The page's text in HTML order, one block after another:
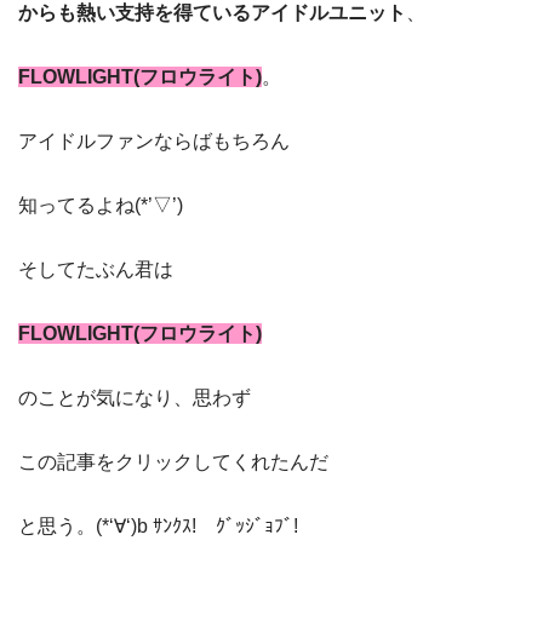
からも熱い支持を得ているアイドルユニット
FLOWLIGHT(フロウライト)。
アイドルファンならばもちろん
知ってるよね(*’▽’)
そしてたぶん君は
FLOWLIGHT(フロウライト)
のことが気になり、思わず
この記事をクリックしてくれたんだ
と思う。(*‘∀‘)b ｻﾝｸｽ! ｸﾞｯｼﾞｮﾌﾞ!